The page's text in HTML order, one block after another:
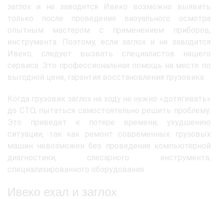
заглох и не заводится Ивеко возможно выявить
только после проведения визуального осмотра
опытным мастером с применением приборов,
инструмента. Поэтому, если заглох и не заводится
Ивеко, следует вызвать специалистов нашего
сервиса. Это профессиональная помощь на месте по
выгодной цене, гарантия восстановления грузовика.
Когда грузовик заглох на ходу не нужно «дотягивать»
до СТО, пытаться самостоятельно решить проблему.
Это приведет к потере времени, ухудшению
ситуации, так как ремонт современных грузовых
машин невозможен без проведения компьютерной
диагностики, слесарного инструмента,
специализированного оборудования.
Ивеко ехал и заглох